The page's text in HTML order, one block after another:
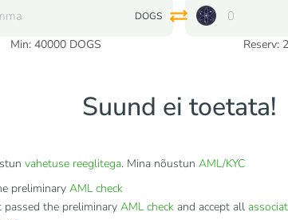
DOGS
Min: 40000 DOGS Reserv:
Suund ei toetata!
vahetuse reeglitega. Mina nõustun AML/KYC
preliminary AML check
the preliminary AML checkand accept all